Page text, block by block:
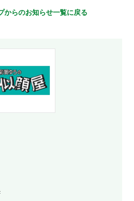
からのお知らせ一覧に戻る